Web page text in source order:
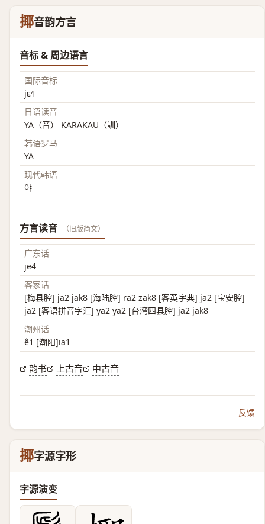
揶音韵方言
音标 & 周边语言
国际音标
jɛ˧˥
日语读音
YA（音） KARAKAU（訓）
韩语罗马
YA
现代韩语
야
方言读音 （旧版简文）
广东话
je4
客家话
[梅县腔] ja2 jak8 [海陆腔] ra2 zak8 [客英字典] ja2 [宝安腔]
ja2 [客语拼音字汇] ya2 ya2 [台湾四县腔] ja2 jak8
潮州话
ê1 [潮阳]ia1
韵书 上古音 中古音
反馈
揶字源字形
字源演变